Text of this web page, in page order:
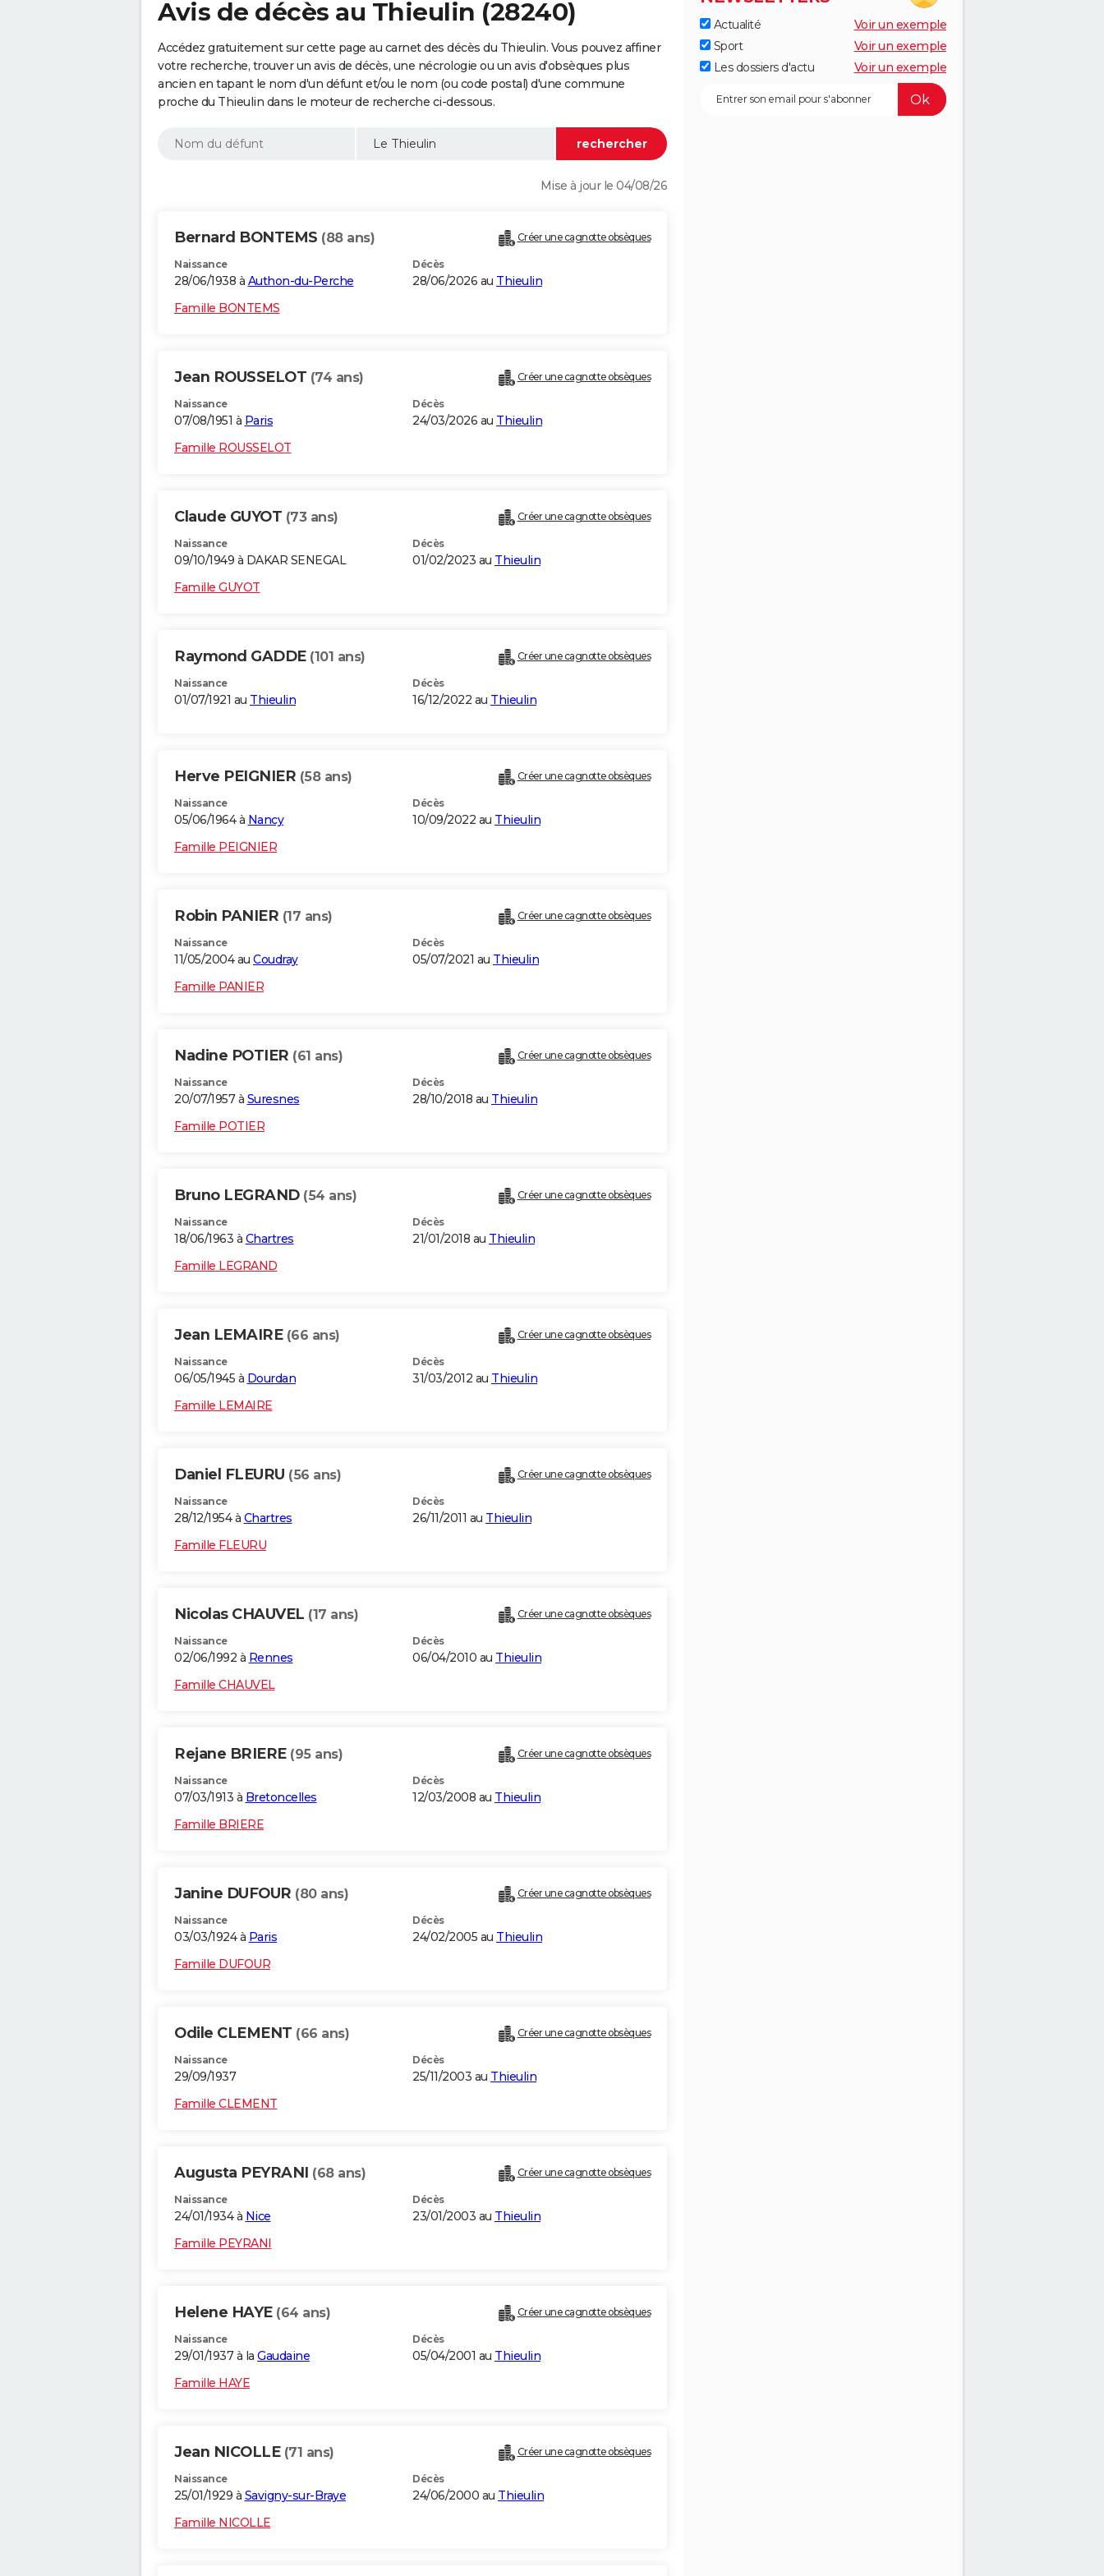
Avis de décès au Thieulin (28240)
Accédez gratuitement sur cette page au carnet des décès du Thieulin. Vous pouvez affiner
votre recherche, trouver un avis de décès, une nécrologie ou un avis d'obsèques plus
ancien en tapant le nom d'un défunt et/ou le nom (ou code postal) d'une commune
proche du Thieulin dans le moteur de recherche ci-dessous.
Mise à jour le 04/08/26
Bernard BONTEMS (88 ans) Créer une cagnotte obsèques
Naissance
28/06/1938 à Authon-du-Perche
Décès
28/06/2026 au Thieulin
Famille BONTEMS
Jean ROUSSELOT (74 ans) Créer une cagnotte obsèques
Naissance
07/08/1951 à Paris
Décès
24/03/2026 au Thieulin
Famille ROUSSELOT
Claude GUYOT (73 ans) Créer une cagnotte obsèques
Naissance
09/10/1949 à DAKAR SENEGAL
Décès
01/02/2023 au Thieulin
Famille GUYOT
Raymond GADDE (101 ans) Créer une cagnotte obsèques
Naissance
01/07/1921 au Thieulin
Décès
16/12/2022 au Thieulin
Herve PEIGNIER (58 ans) Créer une cagnotte obsèques
Naissance
05/06/1964 à Nancy
Décès
10/09/2022 au Thieulin
Famille PEIGNIER
Robin PANIER (17 ans) Créer une cagnotte obsèques
Naissance
11/05/2004 au Coudray
Décès
05/07/2021 au Thieulin
Famille PANIER
Nadine POTIER (61 ans) Créer une cagnotte obsèques
Naissance
20/07/1957 à Suresnes
Décès
28/10/2018 au Thieulin
Famille POTIER
Bruno LEGRAND (54 ans) Créer une cagnotte obsèques
Naissance
18/06/1963 à Chartres
Décès
21/01/2018 au Thieulin
Famille LEGRAND
Jean LEMAIRE (66 ans) Créer une cagnotte obsèques
Naissance
06/05/1945 à Dourdan
Décès
31/03/2012 au Thieulin
Famille LEMAIRE
Daniel FLEURU (56 ans) Créer une cagnotte obsèques
Naissance
28/12/1954 à Chartres
Décès
26/11/2011 au Thieulin
Famille FLEURU
Nicolas CHAUVEL (17 ans) Créer une cagnotte obsèques
Naissance
02/06/1992 à Rennes
Décès
06/04/2010 au Thieulin
Famille CHAUVEL
Rejane BRIERE (95 ans) Créer une cagnotte obsèques
Naissance
07/03/1913 à Bretoncelles
Décès
12/03/2008 au Thieulin
Famille BRIERE
Janine DUFOUR (80 ans) Créer une cagnotte obsèques
Naissance
03/03/1924 à Paris
Décès
24/02/2005 au Thieulin
Famille DUFOUR
Odile CLEMENT (66 ans) Créer une cagnotte obsèques
Naissance
29/09/1937
Décès
25/11/2003 au Thieulin
Famille CLEMENT
Augusta PEYRANI (68 ans) Créer une cagnotte obsèques
Naissance
24/01/1934 à Nice
Décès
23/01/2003 au Thieulin
Famille PEYRANI
Helene HAYE (64 ans) Créer une cagnotte obsèques
Naissance
29/01/1937 à la Gaudaine
Décès
05/04/2001 au Thieulin
Famille HAYE
Jean NICOLLE (71 ans) Créer une cagnotte obsèques
Naissance
25/01/1929 à Savigny-sur-Braye
Décès
24/06/2000 au Thieulin
Famille NICOLLE
Actualité
Voir un exemple
Sport
Voir un exemple
Les dossiers d'actu
Voir un exemple